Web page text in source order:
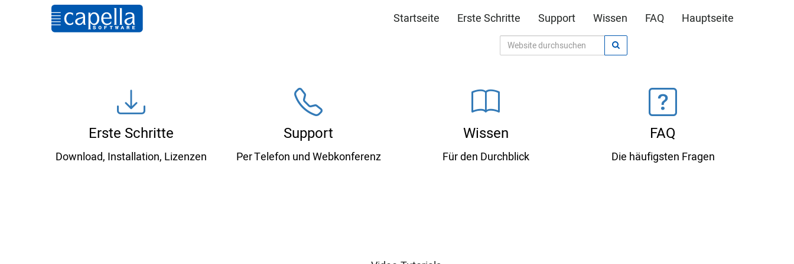
Startseite Erste Schritte Support Wissen FAQ Hauptseite
Erste Schritte
Download, Installation, Lizenzen
Support
Per Telefon und Webkonferenz
Wissen
Für den Durchblick
FAQ
Die häufigsten Fragen